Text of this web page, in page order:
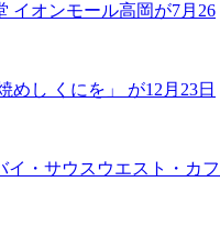
イオンモール高岡が7月26
めし くにを」 が12月23日
・サウスウエスト・カフ